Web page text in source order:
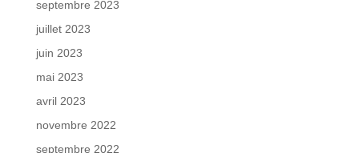
septembre 2023
juillet 2023
juin 2023
mai 2023
avril 2023
novembre 2022
septembre 2022